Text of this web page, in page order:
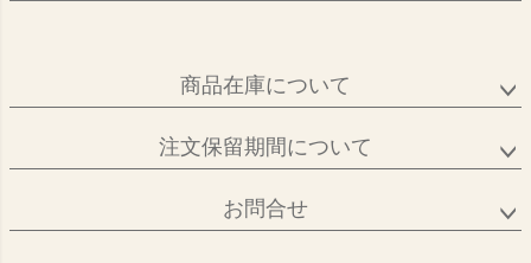
商品在庫について
注文保留期間について
お問合せ